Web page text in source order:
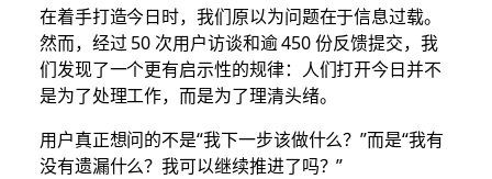
在着手打造今日时，我们原以为问题在于信息过载。
然而，经过 50 次用户访谈和逾 450 份反馈提交，我
们发现了一个更有启示性的规律：人们打开今日并不
是为了处理工作，而是为了理清头绪。
用户真正想问的不是“我下一步该做什么？”而是“我有
没有遗漏什么？我可以继续推进了吗？”